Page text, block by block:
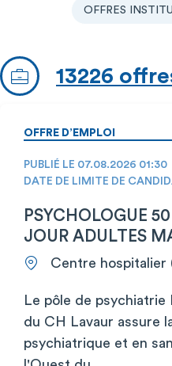
OFFRES
13226
OFFRE D’EMPLOI
PUBLIÉ LE 07.08.2026 01:30
DATE DE LIMITE DE
PSYCHOLOGUE
JOUR ADULTES
Centre hospitalier
Le pôle de
du CH Lavaur assure
psychiatrique et en